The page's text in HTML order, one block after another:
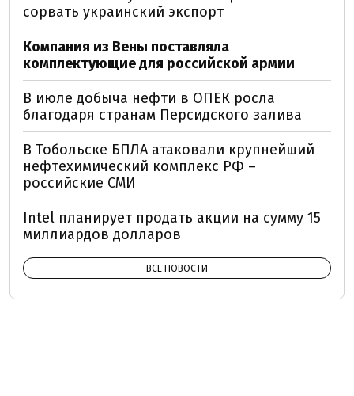
сорвать украинский экспорт
Компания из Вены поставляла
комплектующие для российской армии
В июле добыча нефти в ОПЕК росла
благодаря странам Персидского залива
В Тобольске БПЛА атаковали крупнейший
нефтехимический комплекс РФ –
российские СМИ
Intel планирует продать акции на сумму 15
миллиардов долларов
ВСЕ НОВОСТИ